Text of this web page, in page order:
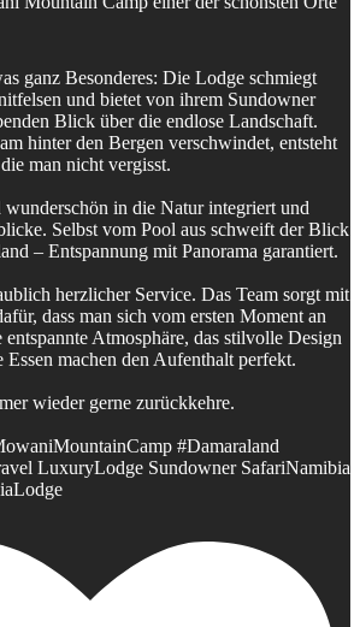
ganz Besonderes: Die Lodge schmiegt
und bietet von ihrem Sundowner
Blick über die endlose Landschaft.
hinter den Bergen verschwindet, entsteht
man nicht vergisst.
in die Natur integriert und
Selbst vom Pool aus schweift der Blick
– Entspannung mit Panorama garantiert.
herzlicher Service. Das Team sorgt mit
dass man sich vom ersten Moment an
Atmosphäre, das stilvolle Design
Essen machen den Aufenthalt perfekt.
wieder gerne zurückkehre.
#Damaraland
LuxuryLodge Sundowner SafariNamibia